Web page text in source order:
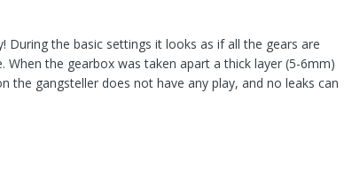
During the basic settings it looks as if all the gears are
the gearbox was taken apart a thick layer (5-6mm)
gangsteller does not have any play, and no leaks can